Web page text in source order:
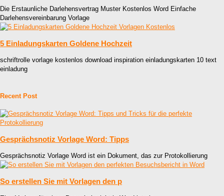
Die Erstaunliche Darlehensvertrag Muster Kostenlos Word Einfache
Darlehensvereinbarung Vorlage
5 Einladungskarten Goldene Hochzeit
schriftrolle vorlage kostenlos download inspiration einladungskarten 10 text
einladung
Recent Post
Gesprächsnotiz Vorlage Word: Tipps
Gesprächsnotiz Vorlage Word ist ein Dokument, das zur Protokollierung
So erstellen Sie mit Vorlagen den p